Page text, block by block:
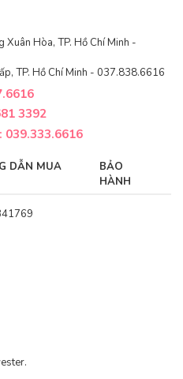
Xuân Hòa, TP. Hồ Chí Minh -
TP. Hồ Chí Minh - 037.838.6616
3392
039.333.6616
DẪN MUA
BẢO
HÀNH